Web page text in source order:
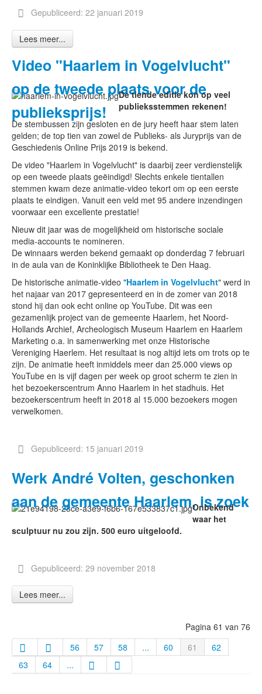
Gepubliceerd: 22 januari 2019
Lees meer...
Video "Haarlem in Vogelvlucht"
op de tweede plaats voor de
publieksprijs!
De tiende editie kon op veel
publieksstemmen rekenen!
De stembussen zijn gesloten en de jury heeft haar stem laten
gelden; de top tien van zowel de Publieks- als Juryprijs van de
Geschiedenis Online Prijs 2019 is bekend.
De video "Haarlem in Vogelvlucht" is daarbij zeer verdienstelijk
op een tweede plaats geëindigd! Slechts enkele tientallen
stemmen kwam deze animatie-video tekort om op een eerste
plaats te eindigen. Vanuit een veld met 95 andere inzendingen
voorwaar een excellente prestatie!
Nieuw dit jaar was de mogelijkheid om historische sociale
media-accounts te nomineren.
De winnaars werden bekend gemaakt op donderdag 7 februari
in de aula van de Koninklijke Bibliotheek te Den Haag.
De historische animatie-video "Haarlem in Vogelvlucht" werd in
het najaar van 2017 gepresenteerd en in de zomer van 2018
stond hij dan ook echt online op YouTube. Dit was een
gezamenlijk project van de gemeente Haarlem, het Noord-
Hollands Archief, Archeologisch Museum Haarlem en Haarlem
Marketing o.a. in samenwerking met onze Historische
Vereniging Haerlem. Het resultaat is nog altijd iets om trots op te
zijn. De animatie heeft inmiddels meer dan 25.000 views op
YouTube en is vijf dagen per week op groot scherm te zien in
het bezoekerscentrum Anno Haarlem in het stadhuis. Het
bezoekerscentrum heeft in 2018 al 15.000 bezoekers mogen
verwelkomen.
Gepubliceerd: 15 januari 2019
Werk André Volten, geschonken
aan de gemeente Haarlem, is zoek
Onbekend
waar het
sculptuur nu zou zijn. 500 euro uitgeloofd.
Gepubliceerd: 29 november 2018
Lees meer...
Pagina 61 van 76
56
57 58 ... 60 61
62
63
64 ...